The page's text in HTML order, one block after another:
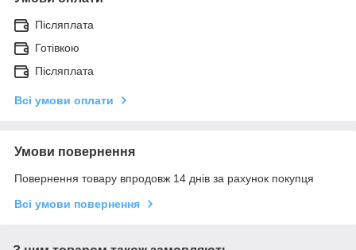
Післяплата
Готівкою
Післяплата
Всі умови оплати
Умови повернення
Повернення товару впродовж 14 днів за рахунок покупця
Всі умови повернення